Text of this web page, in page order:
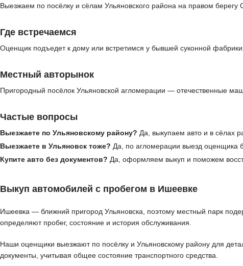
Выезжаем по посёлку и сёлам Ульяновского района на правом
Где встречаемся
Оценщик подъедет к дому или встретимся у бывшей суконной
Местный авторынок
Пригородный посёлок Ульяновской агломерации — отечественные
Частые вопросы
Выезжаете по Ульяновскому району? Да, выкупаем авто и в сёлах
Выезжаете в Ульяновск тоже? Да, по агломерации выезд оценщика
Купите авто без документов? Да, оформляем выкуп и поможем
Выкуп автомобилей с пробегом в Ишеевке
Ишеевка — ближний пригород Ульяновска, поэтому местный парк
определяют пробег, состояние и история обслуживания.
Наши оценщики выезжают по посёлку и Ульяновскому району для
документы, учитывая общее состояние транспортного средства.